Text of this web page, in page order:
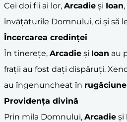
Cei doi fii ai lor, Arcadie și Ioan
învățăturile Domnului, ci și să
Încercarea credinței
În tinerețe, Arcadie și Ioan au
frații au fost dați dispăruți.
au îngenuncheat în rugăciune
Providența divină
Prin mila Domnului, Arcadie și